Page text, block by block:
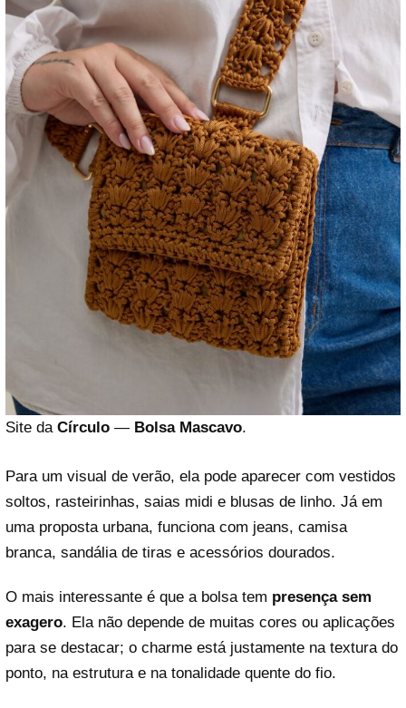
Site da Círculo — Bolsa Mascavo.
Para um visual de verão, ela pode aparecer com vestidos
soltos, rasteirinhas, saias midi e blusas de linho. Já em
uma proposta urbana, funciona com jeans, camisa
branca, sandália de tiras e acessórios dourados.
O mais interessante é que a bolsa tem presença sem
exagero. Ela não depende de muitas cores ou aplicações
para se destacar; o charme está justamente na textura do
ponto, na estrutura e na tonalidade quente do fio.